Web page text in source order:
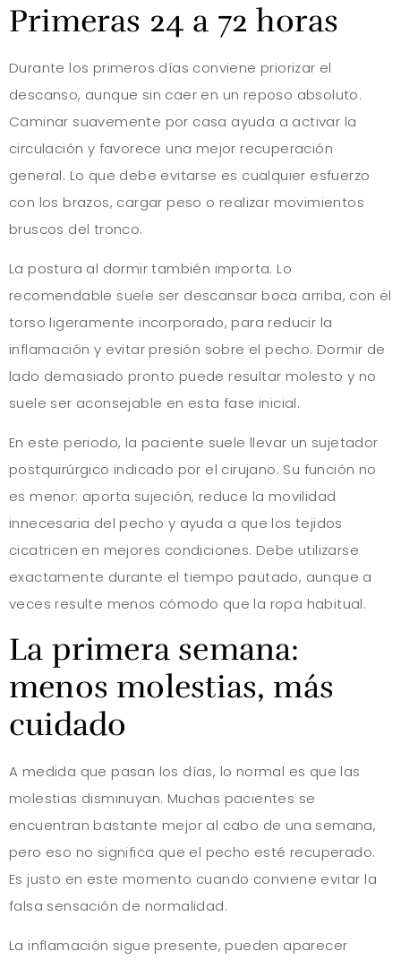
Primeras 24 a 72 horas
Durante los primeros días conviene priorizar el
descanso, aunque sin caer en un reposo absoluto.
Caminar suavemente por casa ayuda a activar la
circulación y favorece una mejor recuperación
general. Lo que debe evitarse es cualquier esfuerzo
con los brazos, cargar peso o realizar movimientos
bruscos del tronco.
La postura al dormir también importa. Lo
recomendable suele ser descansar boca arriba, con el
torso ligeramente incorporado, para reducir la
inflamación y evitar presión sobre el pecho. Dormir de
lado demasiado pronto puede resultar molesto y no
suele ser aconsejable en esta fase inicial.
En este periodo, la paciente suele llevar un sujetador
postquirúrgico indicado por el cirujano. Su función no
es menor: aporta sujeción, reduce la movilidad
innecesaria del pecho y ayuda a que los tejidos
cicatricen en mejores condiciones. Debe utilizarse
exactamente durante el tiempo pautado, aunque a
veces resulte menos cómodo que la ropa habitual.
La primera semana:
menos molestias, más
cuidado
A medida que pasan los días, lo normal es que las
molestias disminuyan. Muchas pacientes se
encuentran bastante mejor al cabo de una semana,
pero eso no significa que el pecho esté recuperado.
Es justo en este momento cuando conviene evitar la
falsa sensación de normalidad.
La inflamación sigue presente, pueden aparecer